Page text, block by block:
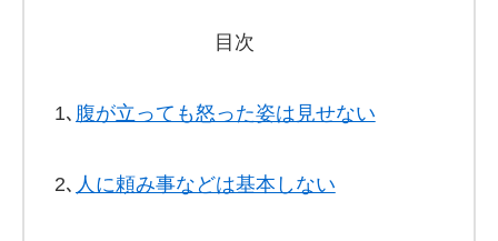
目次
1､ 腹が立っても怒った姿は見せない
2､ 人に頼み事などは基本しない